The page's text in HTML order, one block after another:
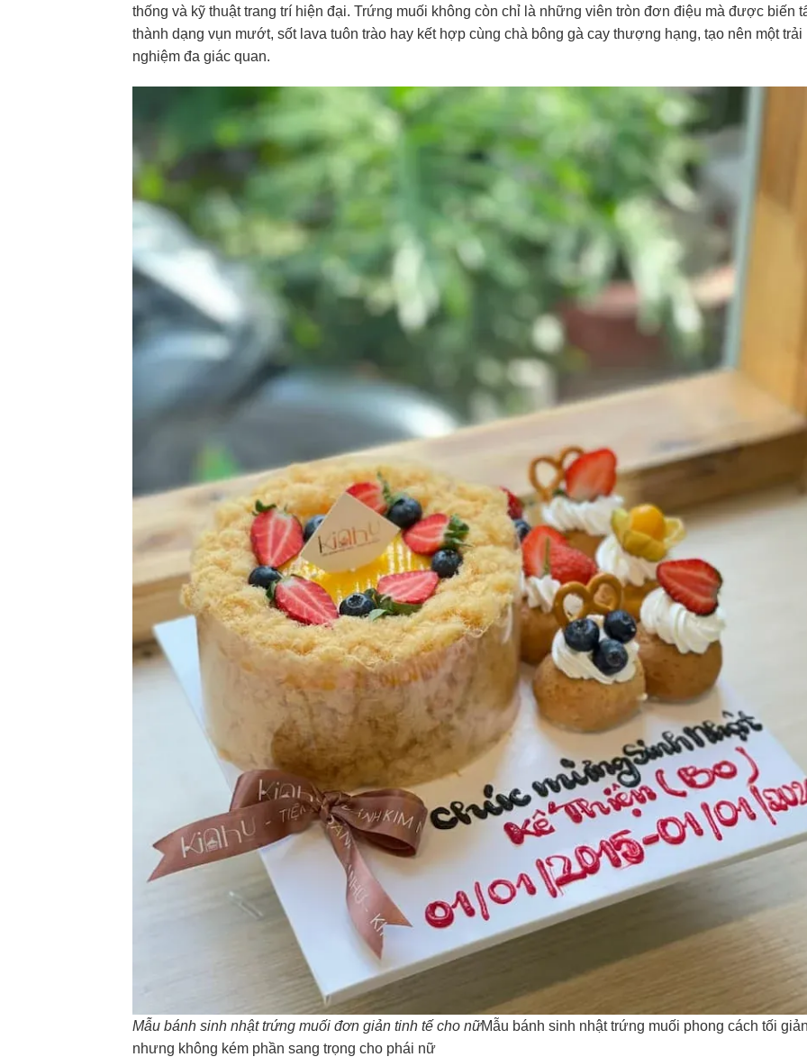
thống và kỹ thuật trang trí hiện đại. Trứng muối không còn chỉ là những viên tròn đơn điệu mà được biến
thành dạng vụn mướt, sốt lava tuôn trào hay kết hợp cùng chà bông gà cay thượng hạng, tạo nên một trải
nghiệm đa giác quan.
Mẫu bánh sinh nhật trứng muối đơn giản tinh tế cho nữMẫu bánh sinh nhật trứng muối phong cách tối
nhưng không kém phần sang trọng cho phái nữ